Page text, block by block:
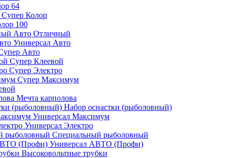
64
Супер Колор
100
Авто Отличный
Универсал Авто
Авто
Супер Клеевой
Супер Электро
Супер Максимум
Мечта карполова
Набор оснастки (рыболовный)
Универсал Максимум
Универсал Электро
Специальный рыболовный
Универсал АВТО (Профи)
Высоковольтные трубки